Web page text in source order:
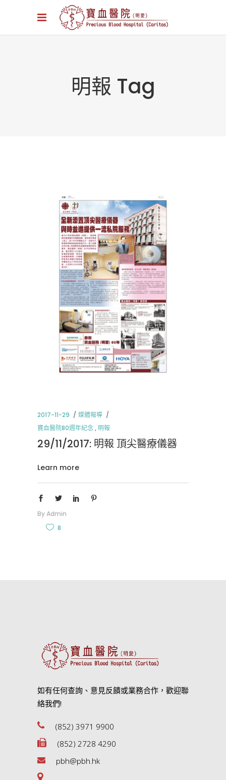
明報 Tag
2017-11-29
媒體報導
寶血醫院80週年紀念, 明報
29/11/2017: 明報 頂尖醫療儀器
Learn more
ByAdmin
8
如有任何查詢、意見反饋或業務合作，歡迎聯
絡我們!
(852) 3971 9900
(852) 2728 4290
pbh@pbh.hk